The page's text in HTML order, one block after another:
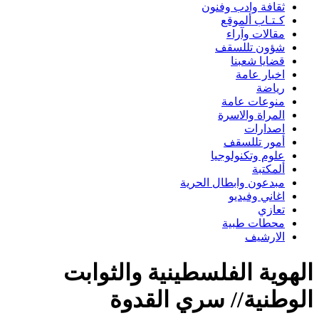
ثقافة وادب وفنون
كـتـاب ألموقع
مقالات وآراء
شؤون تللسقف
قضايا شعبنا
اخبار عامة
رياضة
منوعات عامة
المراة والاسرة
اصدارات
أمور تللسقف
علوم وتكنولوجيا
ألمكتبة
مبدعون وابطال الحرية
اغاني وفيديو
تعازي
محطات طبية
الارشيف
الهوية الفلسطينية والثوابت
الوطنية// سري القدوة